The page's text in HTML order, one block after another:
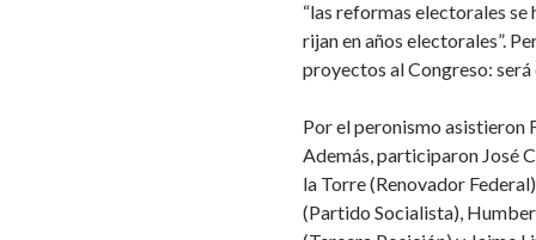
“las reformas electorales se
rijan en años electorales”.
proyectos al Congreso:
Por el peronismo asistieron
Además, participaron José
la Torre (Renovador
(Partido Socialista),